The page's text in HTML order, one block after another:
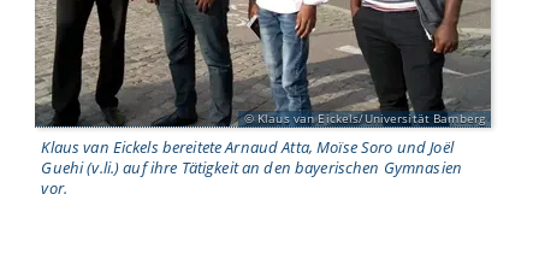
Klaus van Eickels/Universität Bamberg
Klaus van Eickels bereitete Arnaud Atta, Moïse Soro und Joël
Guehi (v.li.) auf ihre Tätigkeit an den bayerischen Gymnasien
vor.